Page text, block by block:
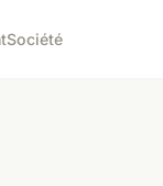
Société